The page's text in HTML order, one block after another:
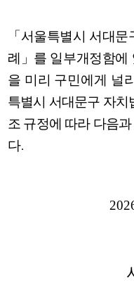
「 서울특별시 서대문
례
」 를 일부개정함에
을 미리 구민에게 널
특별시 서대문구 자치
조 규정에 따라 다음과
다.